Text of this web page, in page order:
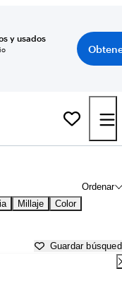
y usados
Ordenar
Millaje Color
Guardar